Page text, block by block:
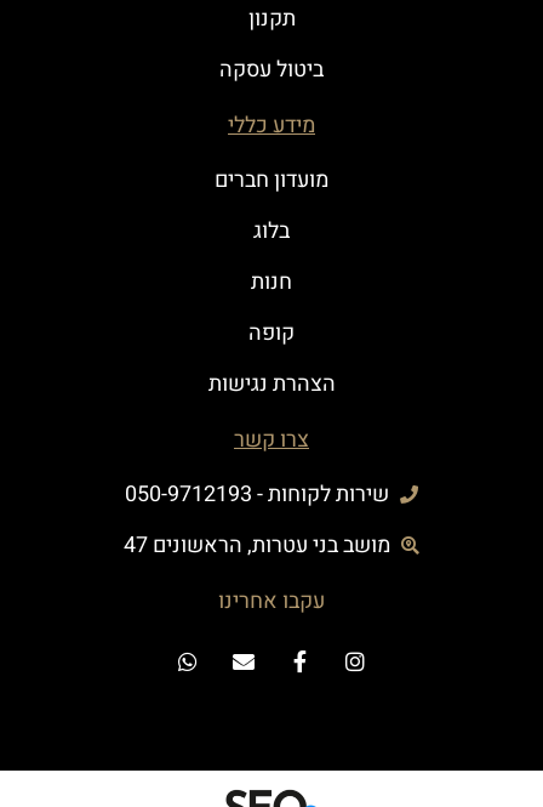
תקנון
ביטול עסקה
מידע כללי
מועדון חברים
בלוג
חנות
קופה
הצהרת נגישות
צרו קשר
שירות לקוחות - 050-9712193
מושב בני עטרות, הראשונים 47
עקבו אחרינו